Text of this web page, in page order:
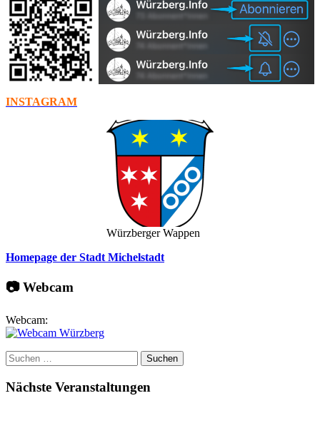
INSTAGRAM
Würzberger Wappen
Homepage der Stadt Michelstadt
📷 Webcam
Webcam:
Suchen
nach:
Nächste Veranstaltungen